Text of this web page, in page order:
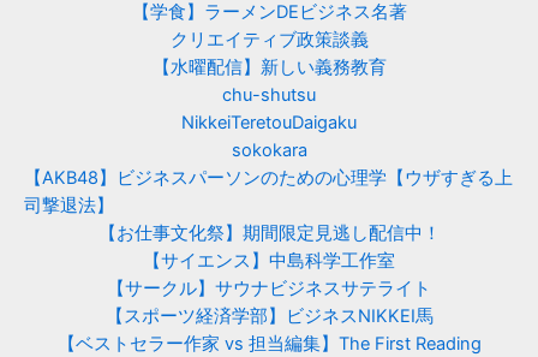
【学食】ラーメンDEビジネス名著
クリエイティブ政策談義
【水曜配信】新しい義務教育
chu-shutsu
NikkeiTeretouDaigaku
sokokara
【AKB48】ビジネスパーソンのための心理学【ウザすぎる上
司撃退法】
【お仕事文化祭】期間限定見逃し配信中！
【サイエンス】中島科学工作室
【サークル】サウナビジネスサテライト
【スポーツ経済学部】ビジネスNIKKEI馬
【ベストセラー作家 vs 担当編集】The First Reading